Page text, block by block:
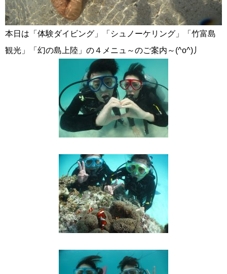
本日は「体験ダイビング」「シュノーケリング」「竹富島
観光」「幻の島上陸」の４メニュ～のご案内～(^o^)丿